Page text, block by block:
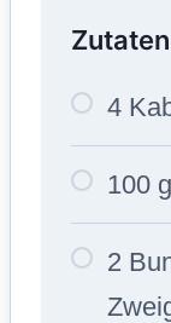
Zutaten
4
100
2